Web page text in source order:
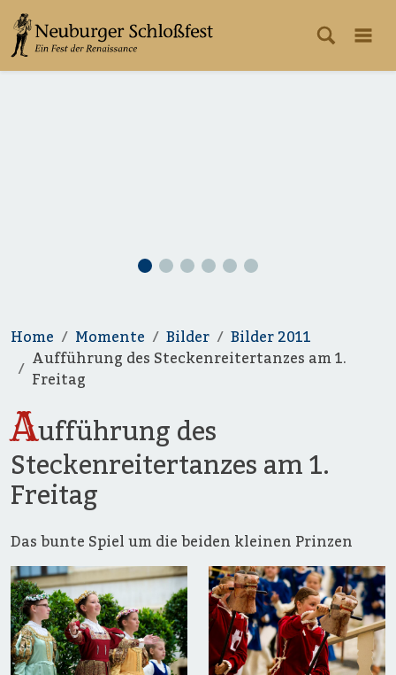
Home Momente Bilder
Bilder 2011
Aufführung des Steckenreitertanzes am 1.
Freitag
Aufführung des
Steckenreitertanzes am 1.
Freitag
Das bunte Spiel um die beiden kleinen Prinzen